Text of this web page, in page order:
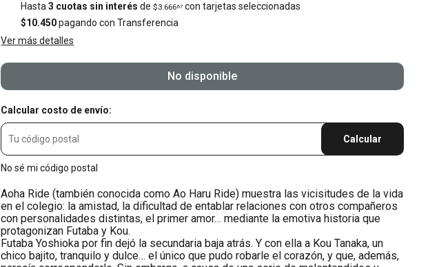
Hasta3 cuotas sin interés de$3.66667 con tarjetas seleccionadas
$10.450pagando con Transferencia
Ver más detalles
No disponible
Calcular costo de envío:
Calcular
No sé mi código postal
Aoha Ride (también conocida como Ao Haru Ride) muestra las vicisitudes de la vida
en el colegio: la amistad, la dificultad de entablar relaciones con otros compañeros
con personalidades distintas, el primer amor… mediante la emotiva historia que
protagonizan Futaba y Kou.
Futaba Yoshioka por fin dejó la secundaria baja atrás. Y con ella a Kou Tanaka, un
chico bajito, tranquilo y dulce… el único que pudo robarle el corazón, y que, además,